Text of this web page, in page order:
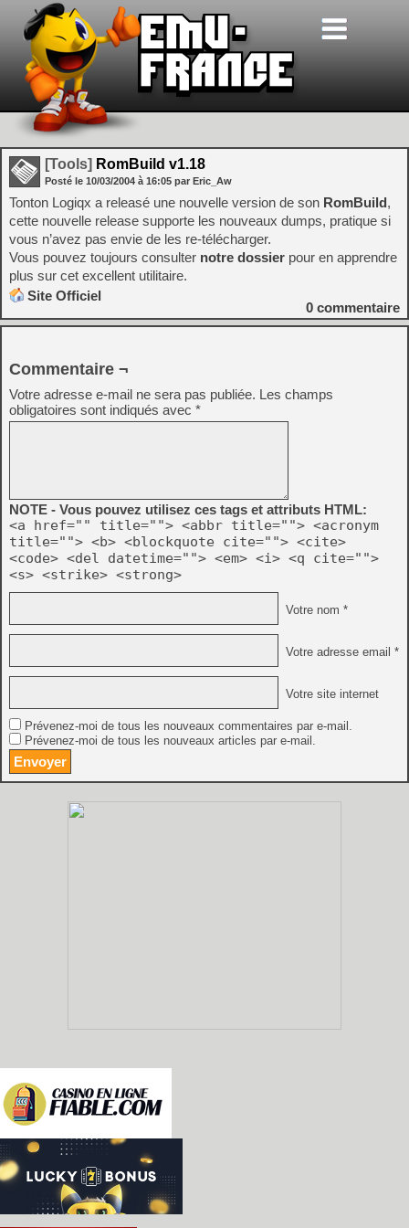
[Tools] RomBuild v1.18
Posté le 10/03/2004 à 16:05 par Eric_Aw
Tonton Logiqx a releasé une nouvelle version de son RomBuild,
cette nouvelle release supporte les nouveaux dumps, pratique si
vous n’avez pas envie de les re-télécharger.
Vous pouvez toujours consulter notre dossier pour en apprendre
plus sur cet excellent utilitaire.
Site Officiel
0 commentaire
Commentaire ¬
Votre adresse e-mail ne sera pas publiée. Les champs
obligatoires sont indiqués avec *
NOTE - Vous pouvez utilisez ces tags et attributs HTML:
<a href="" title=""> <abbr title=""> <acronym
title=""> <b> <blockquote cite=""> <cite>
<code> <del datetime=""> <em> <i> <q cite="">
<s> <strike> <strong>
Votre nom *
Votre adresse email *
Votre site internet
Prévenez-moi de tous les nouveaux commentaires par e-mail.
Prévenez-moi de tous les nouveaux articles par e-mail.